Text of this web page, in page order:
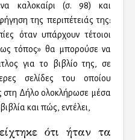
καλοκαίρι (σ. 98) και
της περιπέτειάς της:
όταν υπάρχουν τέτοιοι
τόπος» θα μπορούσε να
για το βιβλίο της, σε
σελίδες του οποίου
στη Δήλο ολοκλήρωσε μέσα
και πώς, εντέλει,
ότι ήταν τα